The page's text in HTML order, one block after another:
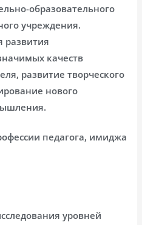
образовательного
учреждения.
развития
качеств
развитие творческого
нового
педагога, имиджа
уровней